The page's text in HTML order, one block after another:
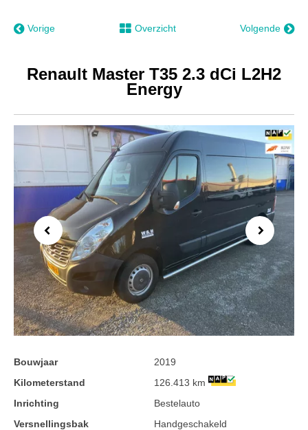
Vorige Overzicht Volgende
Renault Master T35 2.3 dCi L2H2
Energy
Previous Next
Bouwjaar
2019
Kilometerstand
126.413 km
Inrichting
Bestelauto
Versnellingsbak
Handgeschakeld